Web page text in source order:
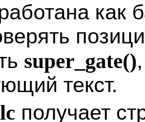
как
super_gate()
текст.
получает